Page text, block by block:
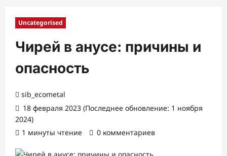
Uncategorised
Чирей в анусе: причины и
опасность
sib_ecometal
18 февраля 2023 (Последнее обновление: 1 ноября
2024)
1 минуты чтение
0 комментариев